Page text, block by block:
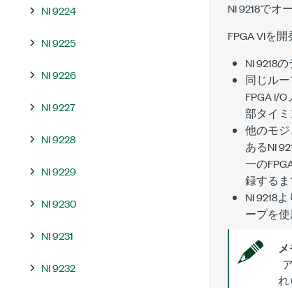
NI 9224
NI 9225
NI 9226
NI 9227
NI 9228
NI 9229
NI 9230
NI 9231
NI 9232
NI 9218でオ
FPGA VIを
NI 9218
同じル
FPGA I/
部タイ
他のモ
あるNI
一の
録するま
NI 9218
ープを使